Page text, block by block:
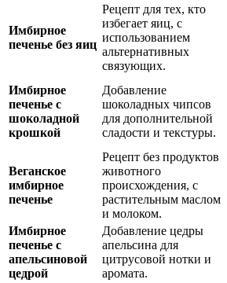
Имбирное
печенье без яиц
Рецепт для тех, кто
избегает яиц, с
использованием
альтернативных
связующих.
Имбирное
печенье с
шоколадной
крошкой
Добавление
шоколадных чипсов
для дополнительной
сладости и текстуры.
Веганское
имбирное
печенье
Рецепт без продуктов
животного
происхождения, с
растительным маслом
и молоком.
Имбирное
печенье с
апельсиновой
цедрой
Добавление цедры
апельсина для
цитрусовой нотки и
аромата.